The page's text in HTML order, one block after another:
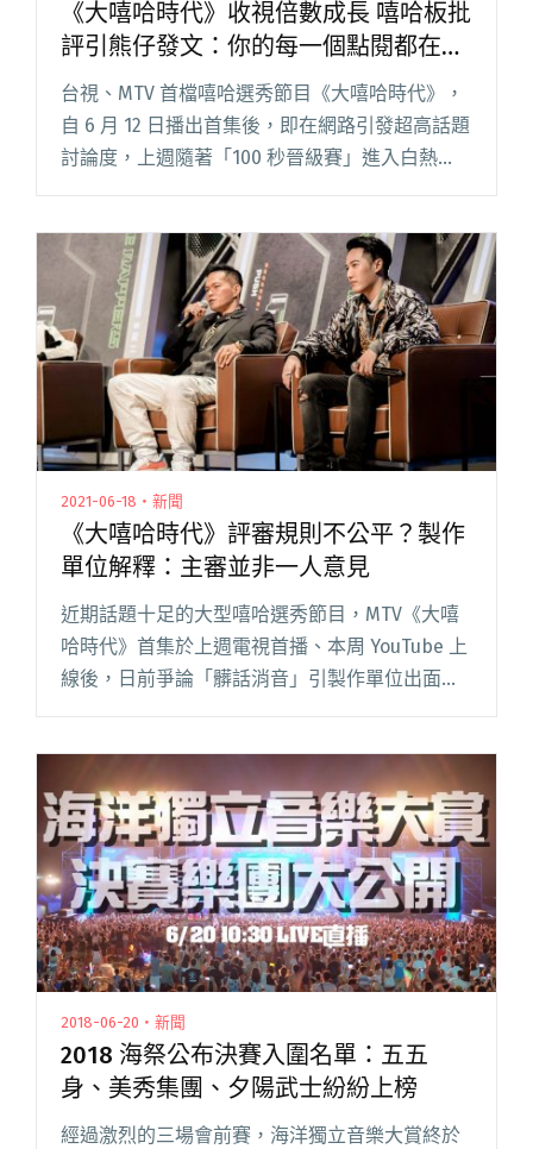
《大嘻哈時代》收視倍數成長 嘻哈板批
評引熊仔發文：你的每一個點閱都在創
造歷史
台視、MTV 首檔嘻哈選秀節目《大嘻哈時代》，
自 6 月 12 日播出首集後，即在網路引發超高話題
討論度，上週隨著「100 秒晉級賽」進入白熱
打頭陣，閱讀全文 "《大嘻哈時代》收視倍數成
長 嘻哈板批評引熊仔發文：你的每一個點閱都在
創造歷史"
2021-06-18・新聞
《大嘻哈時代》評審規則不公平？製作
單位解釋：主審並非一人意見
近期話題十足的大型嘻哈選秀節目，MTV《大嘻
哈時代》首集於上週電視首播、本周 YouTube 上
線後，日前爭論「髒話消音」引製作單位出面滅
火，如今又因為導師評分制度被網友質疑，為何
決定該選手是否閱讀全文 "《大嘻哈時代》評審
規則不公平？製作單位解釋：主審並非一人意見"
2018-06-20・新聞
2018 海祭公布決賽入圍名單：五五
身、美秀集團、夕陽武士紛紛上榜
經過激烈的三場會前賽，海洋獨立音樂大賞終於